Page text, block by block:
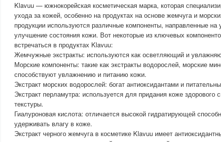
Klavuu — южнокорейская косметическая марка, которая
ухода за кожей, особенно на продуктах на основе жемчуга и
продукции используются различные компоненты, направленные на
улучшение состояния кожи. Вот некоторые из ключевых
встречаться в продуктах Klavuu:
Жемчужные экстракты: используются как осветляющий и
Морские компоненты: такие как экстракты водорослей, морские
способствуют увлажнению и питанию кожи.
Экстракт морских водорослей: богат антиоксидантами и
Экстракт перламутра: используется для придания коже здорового
текстуры.
Гиалуроновая кислота: отличается высокой гидратирующей
удерживать влагу в коже.
Экстракт черного жемчуга в косметике Klavuu имеет